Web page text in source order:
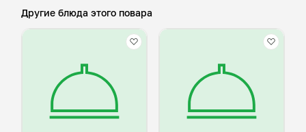
Другие блюда этого повара